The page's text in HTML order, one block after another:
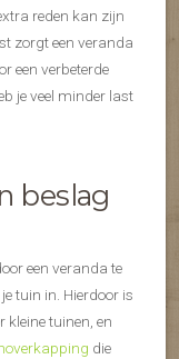
reden kan zijn
zorgt een veranda
een verbeterde
je veel minder last
beslag
een veranda te
tuin in. Hierdoor is
kleine tuinen, en
die